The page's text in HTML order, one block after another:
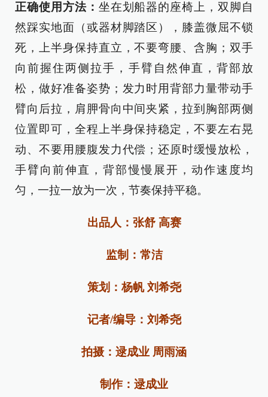
正确使用方法： 坐在划船器的座椅上，双脚自
然踩实地面（或器材脚踏区），膝盖微屈不锁
死，上半身保持直立，不要弯腰、含胸；双手
向前握住两侧拉手，手臂自然伸直，背部放
松，做好准备姿势；发力时用背部力量带动手
臂向后拉，肩胛骨向中间夹紧，拉到胸部两侧
位置即可，全程上半身保持稳定，不要左右晃
动、不要用腰腹发力代偿；还原时缓慢放松，
手臂向前伸直，背部慢慢展开，动作速度均
匀，一拉一放为一次，节奏保持平稳。
出品人：张舒 高赛
监制：常洁
策划：杨帆 刘希尧
记者/编导：刘希尧
拍摄：逯成业 周雨涵
制作：逯成业